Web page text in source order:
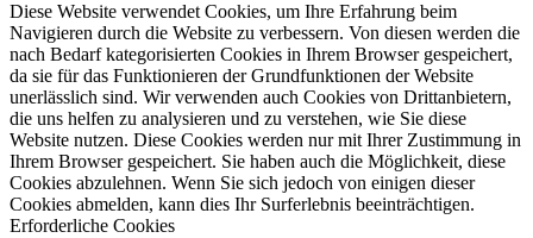
Diese Website verwendet Cookies, um Ihre Erfahrung beim
Navigieren durch die Website zu verbessern. Von diesen werden die
nach Bedarf kategorisierten Cookies in Ihrem Browser gespeichert,
da sie für das Funktionieren der Grundfunktionen der Website
unerlässlich sind. Wir verwenden auch Cookies von Drittanbietern,
die uns helfen zu analysieren und zu verstehen, wie Sie diese
Website nutzen. Diese Cookies werden nur mit Ihrer Zustimmung in
Ihrem Browser gespeichert. Sie haben auch die Möglichkeit, diese
Cookies abzulehnen. Wenn Sie sich jedoch von einigen dieser
Cookies abmelden, kann dies Ihr Surferlebnis beeinträchtigen.
Erforderliche Cookies